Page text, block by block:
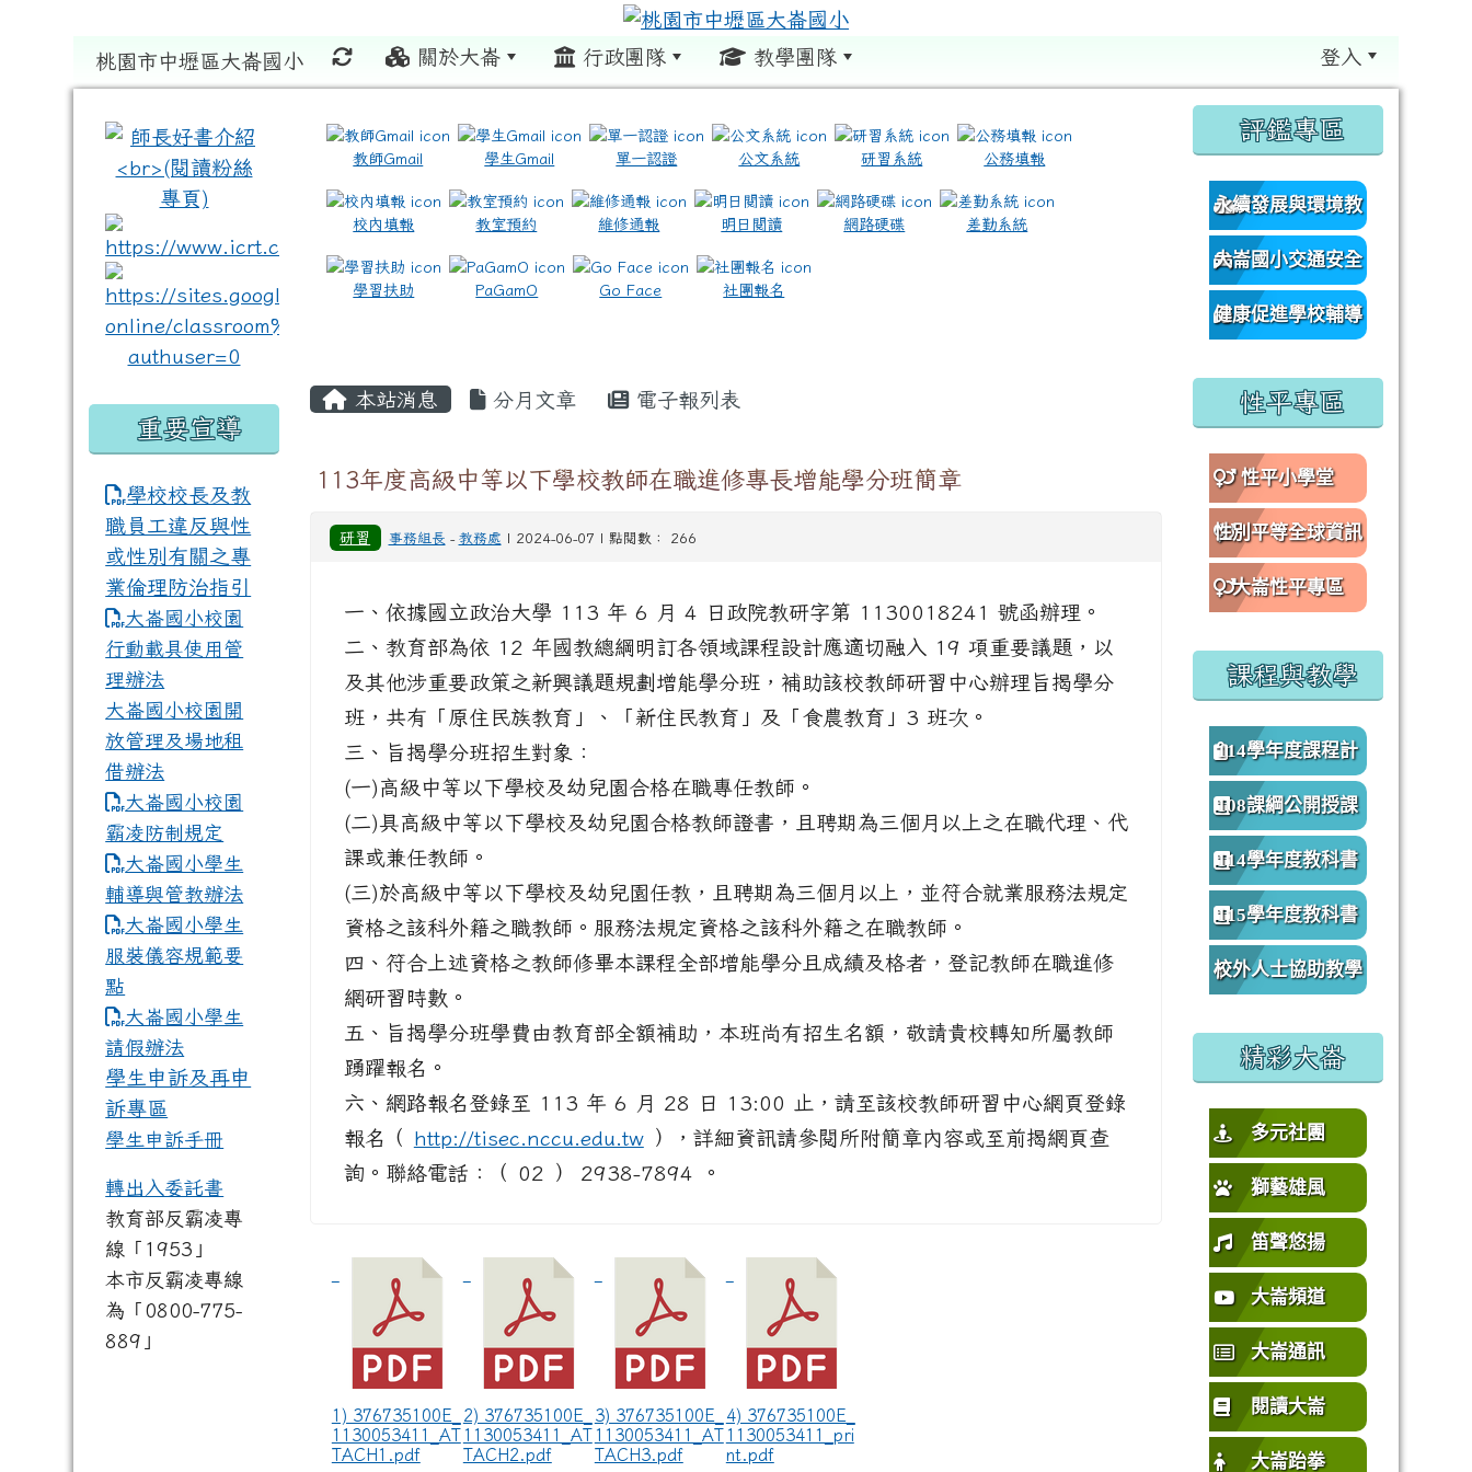
桃園市中壢區大崙國小 關於大崙 行政團隊 教學團隊 登入
教師Gmail 學生Gmail 單一認證 公文系統 研習系統 公務填報
校內填報 教室預約 維修通報 明日閱讀 網路硬碟 差勤系統
學習扶助 PaGamO Go Face 社團報名
本站消息 分月文章 電子報列表
113年度高級中等以下學校教師在職進修專長增能學分班簡章
研習 事務組長 - 教務處 | 2024-06-07 | 點閱數： 266
一、依據國立政治大學 113 年 6 月 4 日政院教研字第 1130018241 號函辦理。
二、教育部為依 12 年國教總綱明訂各領域課程設計應適切融入 19 項重要議題，以
及其他涉重要政策之新興議題規劃增能學分班，補助該校教師研習中心辦理旨揭學分
班，共有「原住民族教育」、「新住民教育」及「食農教育」3 班次。
三、旨揭學分班招生對象：
(一)高級中等以下學校及幼兒園合格在職專任教師。
(二)具高級中等以下學校及幼兒園合格教師證書，且聘期為三個月以上之在職代理、代
課或兼任教師。
(三)於高級中等以下學校及幼兒園任教，且聘期為三個月以上，並符合就業服務法規定
資格之該科外籍之職教師。服務法規定資格之該科外籍之在職教師。
四、符合上述資格之教師修畢本課程全部增能學分且成績及格者，登記教師在職進修
網研習時數。
五、旨揭學分班學費由教育部全額補助，本班尚有招生名額，敬請貴校轉知所屬教師
踴躍報名。
六、網路報名登錄至 113 年 6 月 28 日 13:00 止，請至該校教師研習中心網頁登錄
報名（ http://tisec.nccu.edu.tw），詳細資訊請參閱所附簡章內容或至前揭網頁查
詢。聯絡電話：（ 02 ） 2938-7894 。
1) 376735100E_
1130053411_AT
TACH1.pdf
2) 376735100E_
1130053411_AT
TACH2.pdf
3) 376735100E_
1130053411_AT
TACH3.pdf
4) 376735100E_
1130053411_pri
nt.pdf
link to https://www.icrt.com.tw/ \ title=https://www.icrt.com.tw/
link to https://sites.google.com/m2.dles.tyc.edu.tw/learning-online/classroom%E9%80%A3%E7%B5%90?authuser=0 \
重要宣導
學校校長及教
職員工違反與性
或性別有關之專
業倫理防治指引
大崙國小校園
行動載具使用管
理辦法
大崙國小校園開
放管理及場地租
借辦法
大崙國小校園
霸凌防制規定
大崙國小學生
輔導與管教辦法
大崙國小學生
服裝儀容規範要
點
link to https://www.dles.tyc.edu.tw/uploads/tad_blocks/file/
大崙國小學生
請假辦法
學生申訴及再申
訴專區
學生申訴手冊
轉出入委託書
教育部反霸凌專
線「1953」
本市反霸凌專線
為「0800-775-
889」
:::
評鑑專區
永續發展與環境教
育資源網
大崙國小交通安全
網
健康促進學校輔導
性平專區
性平小學堂
性別平等全球資訊
網
大崙性平專區
課程與教學
114學年度課程計
畫
108課綱公開授課
專區
114學年度教科書
版本
115學年度教科書
版本
校外人士協助教學
精彩大崙
多元社團
獅藝雄風
笛聲悠揚
大崙頻道
大崙通訊
閱讀大崙
大崙跆拳